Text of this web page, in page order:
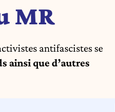
MR
antifascistes se
ainsi que d’autres